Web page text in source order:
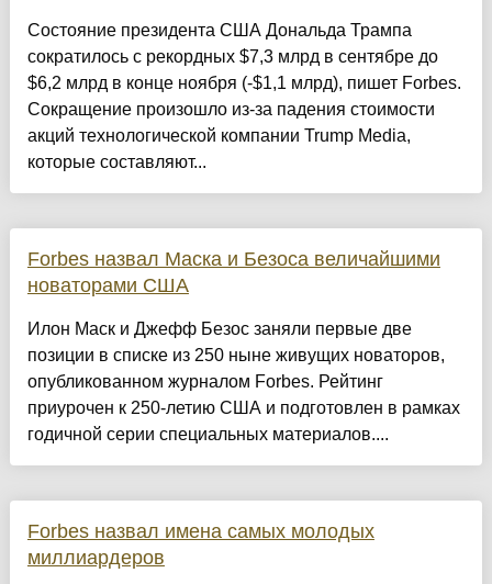
Состояние президента США Дональда Трампа
сократилось с рекордных $7,3 млрд в сентябре до
$6,2 млрд в конце ноября (-$1,1 млрд), пишет Forbes.
Сокращение произошло из-за падения стоимости
акций технологической компании Trump Media,
которые составляют...
Forbes назвал Маска и Безоса величайшими
новаторами США
Илон Маск и Джефф Безос заняли первые две
позиции в списке из 250 ныне живущих новаторов,
опубликованном журналом Forbes. Рейтинг
приурочен к 250-летию США и подготовлен в рамках
годичной серии специальных материалов....
Forbes назвал имена самых молодых
миллиардеров